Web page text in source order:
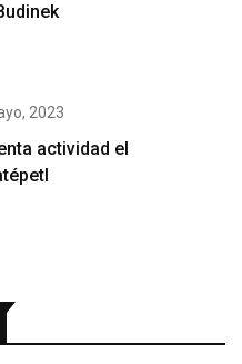
2023
actividad el